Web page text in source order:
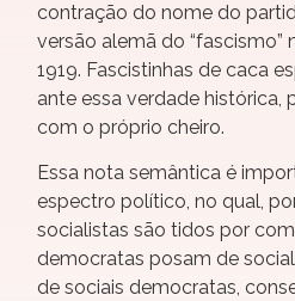
contração do nome do
versão alemã do “fascismo”
1919. Fascistinhas de caca
ante essa verdade histórica,
com o próprio cheiro.
Essa nota semântica é
espectro político, no qual,
socialistas são tidos por
democratas posam de
de sociais democratas,